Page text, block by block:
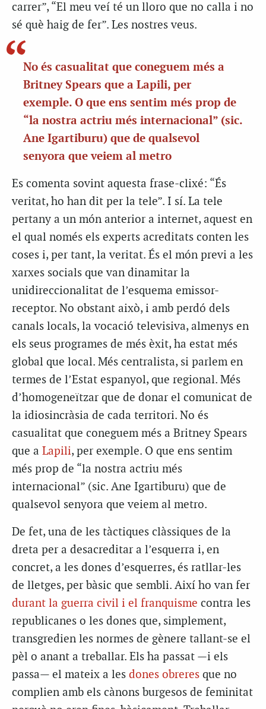
carrer”, “El meu veí té un lloro que no calla i no
sé què haig de fer”. Les nostres veus.
No és casualitat que coneguem més a
Britney Spears que a Lapili, per
exemple. O que ens sentim més prop de
“la nostra actriu més internacional” (sic.
Ane Igartiburu) que de qualsevol
senyora que veiem al metro
Es comenta sovint aquesta frase-clixé: “És
veritat, ho han dit per la tele”. I sí. La tele
pertany a un món anterior a internet, aquest en
el qual només els experts acreditats conten les
coses i, per tant, la veritat. És el món previ a les
xarxes socials que van dinamitar la
unidireccionalitat de l’esquema emissor-
receptor. No obstant això, i amb perdó dels
canals locals, la vocació televisiva, almenys en
els seus programes de més èxit, ha estat més
global que local. Més centralista, si parlem en
termes de l’Estat espanyol, que regional. Més
d’homogeneïtzar que de donar el comunicat de
la idiosincràsia de cada territori. No és
casualitat que coneguem més a Britney Spears
que a Lapili, per exemple. O que ens sentim
més prop de “la nostra actriu més
internacional” (sic. Ane Igartiburu) que de
qualsevol senyora que veiem al metro.
De fet, una de les tàctiques clàssiques de la
dreta per a desacreditar a l’esquerra i, en
concret, a les dones d’esquerres, és ratllar-les
de lletges, per bàsic que sembli. Així ho van fer
durant la guerra civil i el franquisme contra les
republicanes o les dones que, simplement,
transgredien les normes de gènere tallant-se el
pèl o anant a treballar. Els ha passat —i els
passa— el mateix a les dones obreres que no
complien amb els cànons burgesos de feminitat